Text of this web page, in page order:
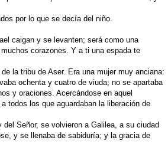
por lo que se decía del niño.
caigan y se levanten; será como una
corazones. Y a ti una espada te
la tribu de Aser. Era una mujer muy anciana:
ochenta y cuatro de viuda; no se apartaba
y oraciones. Acercándose en aquel
todos los que aguardaban la liberación de
Señor, se volvieron a Galilea, a su ciudad
y se llenaba de sabiduría; y la gracia de